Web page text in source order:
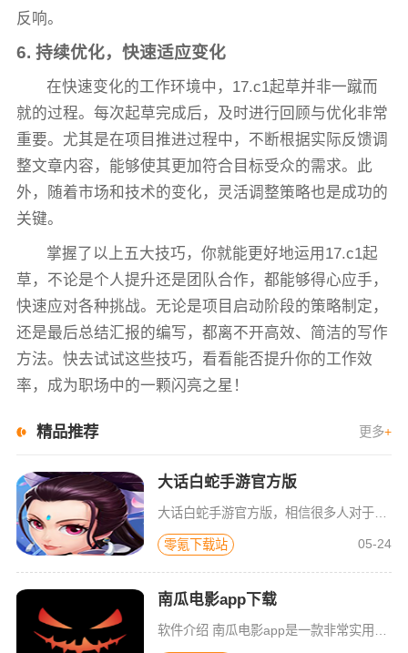
反响。
6. 持续优化，快速适应变化
在快速变化的工作环境中，17.c1起草并非一蹴而
就的过程。每次起草完成后，及时进行回顾与优化非常
重要。尤其是在项目推进过程中，不断根据实际反馈调
整文章内容，能够使其更加符合目标受众的需求。此
外，随着市场和技术的变化，灵活调整策略也是成功的
关键。
掌握了以上五大技巧，你就能更好地运用17.c1起
草，不论是个人提升还是团队合作，都能够得心应手，
快速应对各种挑战。无论是项目启动阶段的策略制定，
还是最后总结汇报的编写，都离不开高效、简洁的写作
方法。快去试试这些技巧，看看能否提升你的工作效
率，成为职场中的一颗闪亮之星！
精品推荐 更多+
大话白蛇手游官方版
大话白蛇手游官方版，相信很多人对于白蛇这个角色应该都不陌生吧？它可以说是我们很多国漫中的经典角色了，超有故事背景的一个人物，所以在这个游戏中它也有着超丰富的故事剧情供玩家探索。游戏采用了3d画面设计，
零氪下载站 05-24
南瓜电影app下载
软件介绍 南瓜电影app是一款非常实用的影视播放软件，这里面提供了海量的影视资源，包括了当下热门的电影、电